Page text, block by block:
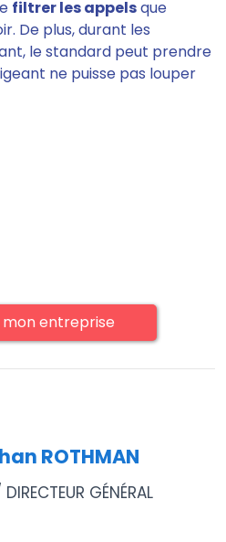
filtrer les appelsque
De plus, durant les
le standard peut prendre
ne puisse pas louper
entreprise
ROTHMAN
GÉNÉRAL